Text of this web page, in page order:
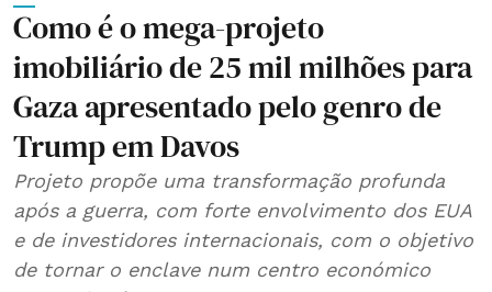
Como é o mega-projeto
imobiliário de 25 mil milhões para
Gaza apresentado pelo genro de
Trump em Davos
Projeto propõe uma transformação profunda
após a guerra, com forte envolvimento dos EUA
e de investidores internacionais, com o objetivo
de tornar o enclave num centro económico